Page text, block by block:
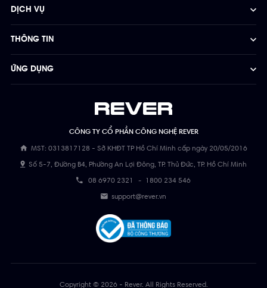
CÔNG TY CỔ PHẦN CÔNG NGHỆ REVER
MST: 0313817128 - Sở KHĐT TP Hồ Chí Minh cấp ngày 20/05/2016
Số 5-7, Đường B4, Phường An Lợi Đông, TP. Thủ Đức, TP. Hồ Chí Minh
08 6970 2321 - 1800 234 546
support@rever.vn
DỊCH VỤ
THÔNG TIN
ỨNG DỤNG
Copyright © 2026 - Rever. All Rights Reserved.